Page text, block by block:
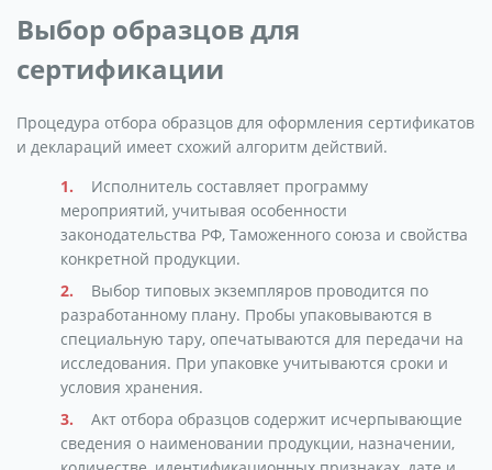
Выбор образцов для
сертификации
Процедура отбора образцов для оформления сертификатов
и деклараций имеет схожий алгоритм действий.
Исполнитель составляет программу
мероприятий, учитывая особенности
законодательства РФ, Таможенного союза и свойства
конкретной продукции.
Выбор типовых экземпляров проводится по
разработанному плану. Пробы упаковываются в
специальную тару, опечатываются для передачи на
исследования. При упаковке учитываются сроки и
условия хранения.
Акт отбора образцов содержит исчерпывающие
сведения о наименовании продукции, назначении,